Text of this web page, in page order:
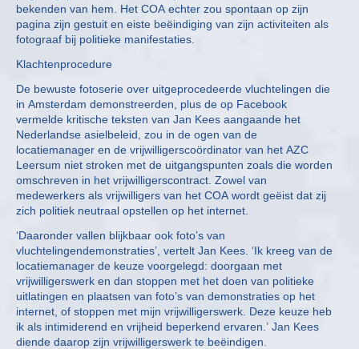
bekenden van hem. Het COA echter zou spontaan op zijn
pagina zijn gestuit en eiste beëindiging van zijn activiteiten als
fotograaf bij politieke manifestaties.
Klachtenprocedure
De bewuste fotoserie over uitgeprocedeerde vluchtelingen die
in Amsterdam demonstreerden, plus de op Facebook
vermelde kritische teksten van Jan Kees aangaande het
Nederlandse asielbeleid, zou in de ogen van de
locatiemanager en de vrijwilligerscoördinator van het AZC
Leersum niet stroken met de uitgangspunten zoals die worden
omschreven in het vrijwilligerscontract. Zowel van
medewerkers als vrijwilligers van het COA wordt geëist dat zij
zich politiek neutraal opstellen op het internet.
‘Daaronder vallen blijkbaar ook foto’s van
vluchtelingendemonstraties’, vertelt Jan Kees. ‘Ik kreeg van de
locatiemanager de keuze voorgelegd: doorgaan met
vrijwilligerswerk en dan stoppen met het doen van politieke
uitlatingen en plaatsen van foto’s van demonstraties op het
internet, of stoppen met mijn vrijwilligerswerk. Deze keuze heb
ik als intimiderend en vrijheid beperkend ervaren.’ Jan Kees
diende daarop zijn vrijwilligerswerk te beëindigen.